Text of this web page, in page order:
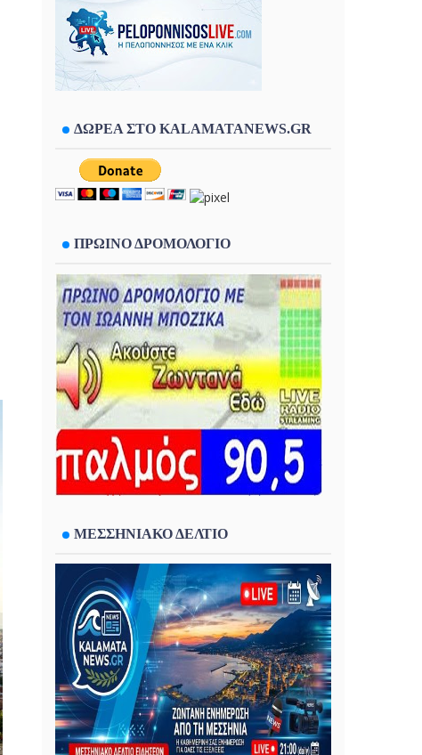
ΔΩΡΕΑ ΣΤΟ KALAMATANEWS.GR
ΠΡΩΙΝΟ ΔΡΟΜΟΛΟΓΙΟ
ΜΕΣΣΗΝΙΑΚΟ ΔΕΛΤΙΟ